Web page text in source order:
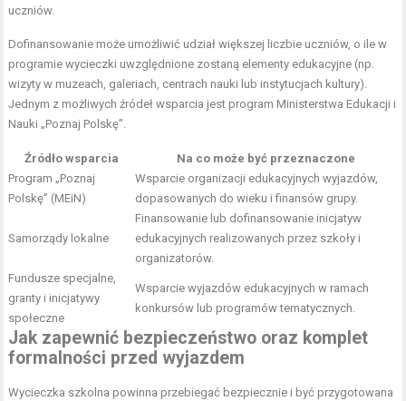
uczniów.
Dofinansowanie może umożliwić udział większej liczbie uczniów, o ile w
programie wycieczki uwzględnione zostaną elementy edukacyjne (np.
wizyty w muzeach, galeriach, centrach nauki lub instytucjach kultury).
Jednym z możliwych źródeł wsparcia jest program Ministerstwa Edukacji i
Nauki „Poznaj Polskę”.
Źródło wsparcia
Na co może być przeznaczone
Program „Poznaj
Polskę” (MEiN)
Wsparcie organizacji edukacyjnych wyjazdów,
dopasowanych do wieku i finansów grupy.
Samorządy lokalne
Finansowanie lub dofinansowanie inicjatyw
edukacyjnych realizowanych przez szkoły i
organizatorów.
Fundusze specjalne,
granty i inicjatywy
społeczne
Wsparcie wyjazdów edukacyjnych w ramach
konkursów lub programów tematycznych.
Jak zapewnić bezpieczeństwo oraz komplet
formalności przed wyjazdem
Wycieczka szkolna powinna przebiegać bezpiecznie i być przygotowana